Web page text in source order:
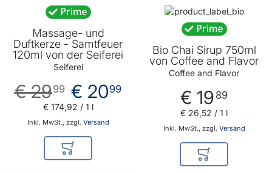
Massage- und
Duftkerze - Samtfeuer
120ml von der Seiferei
Seiferei
€ 2099
€ 2999
Inkl. MwSt., zzgl. Versand
€ 174,92 / 1 l
In den Warenkorb
Bio Chai Sirup 750ml
von Coffee and Flavor
Coffee and Flavor
€ 19 89
Inkl. MwSt., zzgl. Versand
€ 26,52 / 1 l
In den